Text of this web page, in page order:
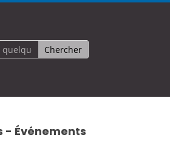
- Événements